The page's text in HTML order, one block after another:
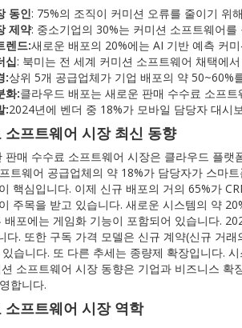
동인: 75%의 조직이 커미션 오류를 줄이기 위
제약: 중소기업의 30%는 커미션 소프트웨어
렌드:새로운 배포의 20%에는 AI 기반 예측 커
십: 북미는 전 세계 커미션 소프트웨어 채택에
:상위 5개 공급업체가 기업 배포의 약 50~60%
화:클라우드 배포는 새로운 판매 수수료 소프
:2024년에 벤더 중 18%가 모바일 담당자 대시
소프트웨어 시장 최신 동향
판매 수수료 소프트웨어 시장은 클라우드 플
트웨어 공급업체의 약 18%가 담당자가 스마
핵심입니다. 이제 신규 배포의 거의 65%가
주목을 받고 있습니다. 새로운 시스템의 약
배포에는 게임화 기능이 포함되어 있습니다.
다. 또한 구독 가격 모델은 신규 계약(신규 거
습니다. 또 다른 추세는 종량제 확장입니다.
소프트웨어 시장 동향은 기업과 비즈니스
합니다.
소프트웨어 시장 역학